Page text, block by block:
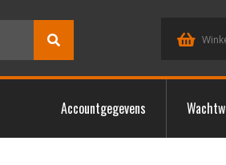
Accountgegevens